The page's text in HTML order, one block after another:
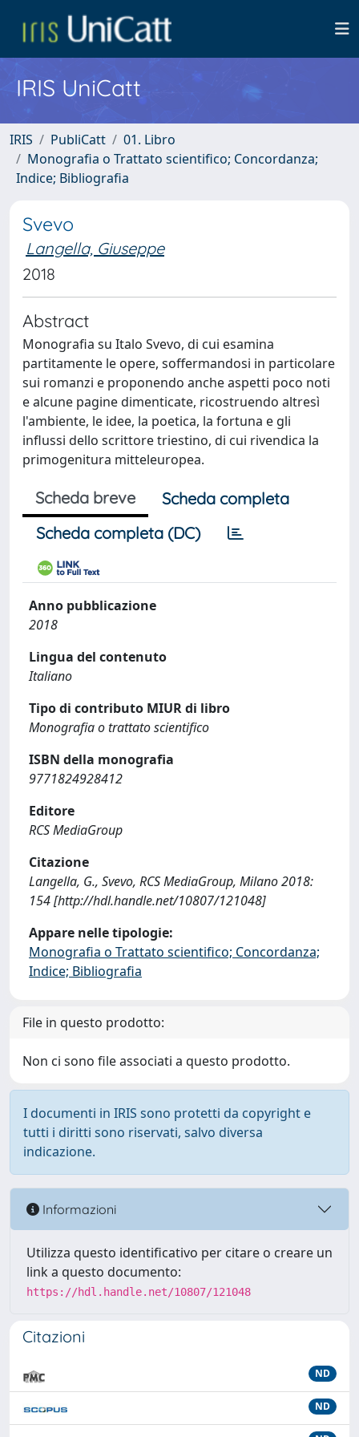
IRIS UniCatt
IRIS PubliCatt
01. Libro
Monografia o Trattato scientifico; Concordanza;
Indice; Bibliografia
Svevo
Langella, Giuseppe
2018
Abstract
Monografia su Italo Svevo, di cui esamina
partitamente le opere, soffermandosi in particolare
sui romanzi e proponendo anche aspetti poco noti
e alcune pagine dimenticate, ricostruendo altresì
l'ambiente, le idee, la poetica, la fortuna e gli
influssi dello scrittore triestino, di cui rivendica la
primogenitura mitteleuropea.
Scheda breve
Scheda completa
Scheda completa (DC)
Anno pubblicazione
2018
Lingua del contenuto
Italiano
Tipo di contributo MIUR di libro
Monografia o trattato scientifico
ISBN della monografia
9771824928412
Editore
RCS MediaGroup
Citazione
Langella, G., Svevo, RCS MediaGroup, Milano 2018:
154 [http://hdl.handle.net/10807/121048]
Appare nelle tipologie:
Monografia o Trattato scientifico; Concordanza;
Indice; Bibliografia
File in questo prodotto:
Non ci sono file associati a questo prodotto.
I documenti in IRIS sono protetti da copyright e
tutti i diritti sono riservati, salvo diversa
indicazione.
Informazioni
Utilizza questo identificativo per citare o creare un
link a questo documento:
https://hdl.handle.net/10807/121048
Citazioni
ND
ND